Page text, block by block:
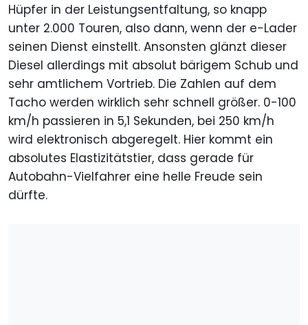
Hüpfer in der Leistungsentfaltung, so knapp
unter 2.000 Touren, also dann, wenn der e-Lader
seinen Dienst einstellt. Ansonsten glänzt dieser
Diesel allerdings mit absolut bärigem Schub und
sehr amtlichem Vortrieb. Die Zahlen auf dem
Tacho werden wirklich sehr schnell größer. 0-100
km/h passieren in 5,1 Sekunden, bei 250 km/h
wird elektronisch abgeregelt. Hier kommt ein
absolutes Elastizitätstier, dass gerade für
Autobahn-Vielfahrer eine helle Freude sein
dürfte.